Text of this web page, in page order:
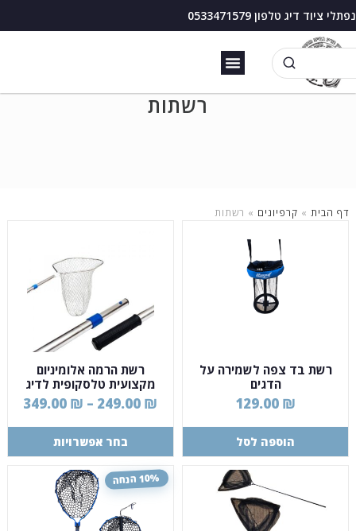
נפתלי ציוד דיג טלפון 0533471579
רשתות
דף הבית» קרפיונים » רשתות
רשת בד צפה לשמירה על
הדגים
129.00 ₪
הוספה לסל
רשת הרמה אלומיניום
מקצועית טלסקופית לדיג
249.00 ₪
–
349.00 ₪
בחר אפשרויות
10% הנחה